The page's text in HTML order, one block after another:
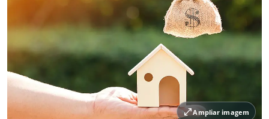
open_in_fullAmpliar imagem